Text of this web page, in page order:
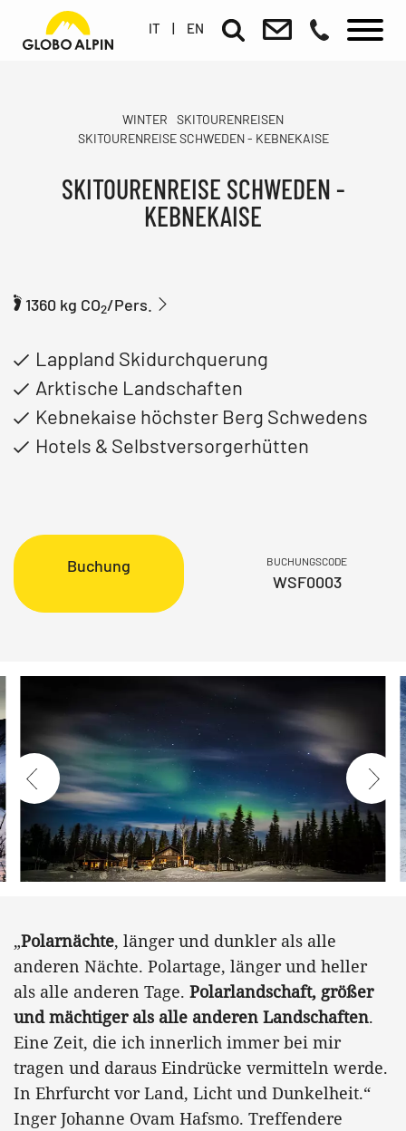
IT | EN
WINTER
SKITOURENREISEN
SKITOURENREISE SCHWEDEN - KEBNEKAISE
SKITOURENREISE SCHWEDEN -
KEBNEKAISE
1360 kg CO2/Pers.
Lappland Skidurchquerung
Arktische Landschaften
Kebnekaise höchster Berg Schwedens
Hotels & Selbstversorgerhütten
Buchung BUCHUNGSCODE
WSF0003
„Polarnächte, länger und dunkler als alle
anderen Nächte. Polartage, länger und heller
als alle anderen Tage. Polarlandschaft, größer
und mächtiger als alle anderen Landschaften.
Eine Zeit, die ich innerlich immer bei mir
tragen und daraus Eindrücke vermitteln werde.
In Ehrfurcht vor Land, Licht und Dunkelheit.“
Inger Johanne Ovam Hafsmo. Treffendere